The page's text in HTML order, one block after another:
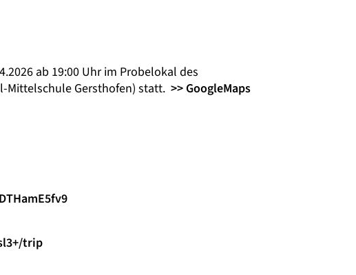
ab 19:00 Uhr im Probelokal des
Mittelschule Gersthofen) statt. >> GoogleMaps
trip